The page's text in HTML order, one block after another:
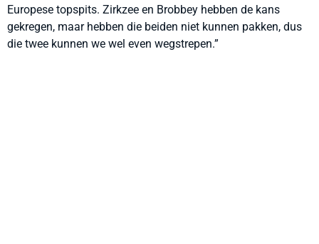
Europese topspits. Zirkzee en Brobbey hebben de kans
gekregen, maar hebben die beiden niet kunnen pakken, dus
die twee kunnen we wel even wegstrepen.”